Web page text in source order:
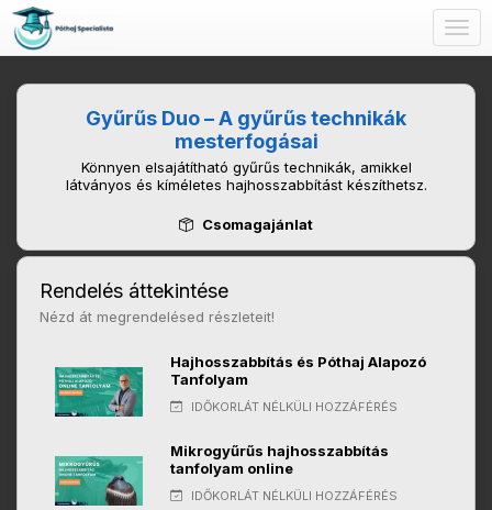
Gyűrűs Duo – A gyűrűs technikák
mesterfogásai
Könnyen elsajátítható gyűrűs technikák, amikkel
látványos és kíméletes hajhosszabbítást készíthetsz.
Csomagajánlat
Rendelés áttekintése
Nézd át megrendelésed részleteit!
Hajhosszabbítás és Póthaj Alapozó
Tanfolyam
IDŐKORLÁT NÉLKÜLI HOZZÁFÉRÉS
Mikrogyűrűs hajhosszabbítás
tanfolyam online
IDŐKORLÁT NÉLKÜLI HOZZÁFÉRÉS